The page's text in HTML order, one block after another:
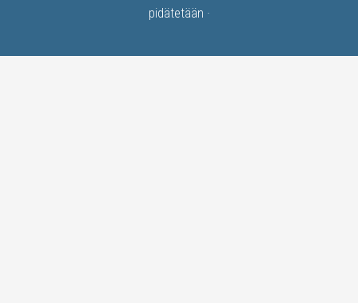
pidätetään ·